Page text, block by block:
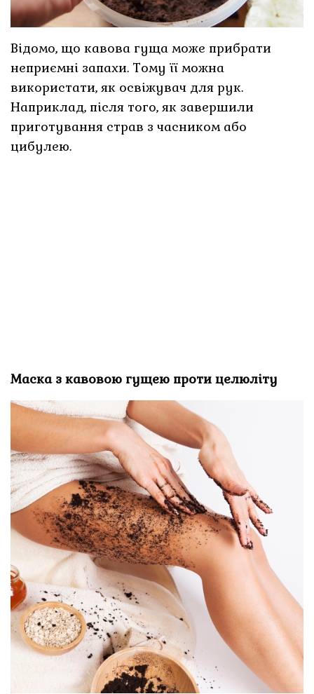
Відомо, що кавова гуща може прибрати
неприємні запахи. Тому її можна
використати, як освіжувач для рук.
Наприклад, після того, як завершили
приготування страв з часником або
цибулею.
Маска з кавовою гущею проти целюліту